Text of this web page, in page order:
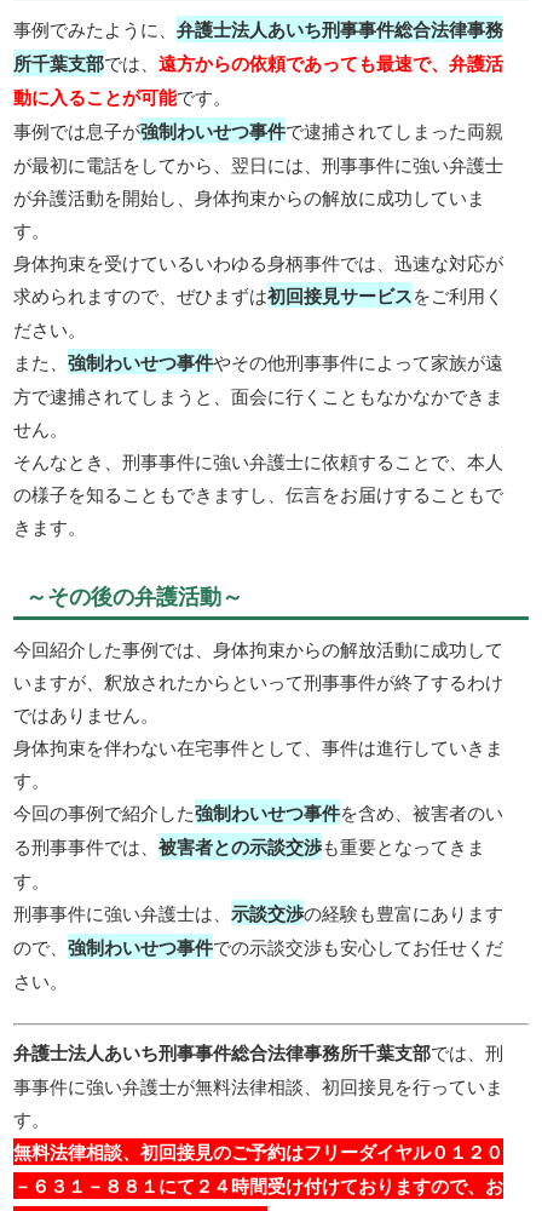
事例でみたように、弁護士法人あいち刑事事件総合法律事務
所千葉支部では、遠方からの依頼であっても最速で、弁護活
動に入ることが可能です。
事例では息子が強制わいせつ事件で逮捕されてしまった両親
が最初に電話をしてから、翌日には、刑事事件に強い弁護士
が弁護活動を開始し、身体拘束からの解放に成功していま
す。
身体拘束を受けているいわゆる身柄事件では、迅速な対応が
求められますので、ぜひまずは初回接見サービスをご利用く
ださい。
また、強制わいせつ事件やその他刑事事件によって家族が遠
方で逮捕されてしまうと、面会に行くこともなかなかできま
せん。
そんなとき、刑事事件に強い弁護士に依頼することで、本人
の様子を知ることもできますし、伝言をお届けすることもで
きます。
～その後の弁護活動～
今回紹介した事例では、身体拘束からの解放活動に成功して
いますが、釈放されたからといって刑事事件が終了するわけ
ではありません。
身体拘束を伴わない在宅事件として、事件は進行していきま
す。
今回の事例で紹介した強制わいせつ事件を含め、被害者のい
る刑事事件では、被害者との示談交渉も重要となってきま
す。
刑事事件に強い弁護士は、示談交渉の経験も豊富にあります
ので、強制わいせつ事件での示談交渉も安心してお任せくだ
さい。
弁護士法人あいち刑事事件総合法律事務所千葉支部では、刑
事事件に強い弁護士が無料法律相談、初回接見を行っていま
す。
無料法律相談、初回接見のご予約はフリーダイヤル０１２０
－６３１－８８１にて２４時間受け付けておりますので、お